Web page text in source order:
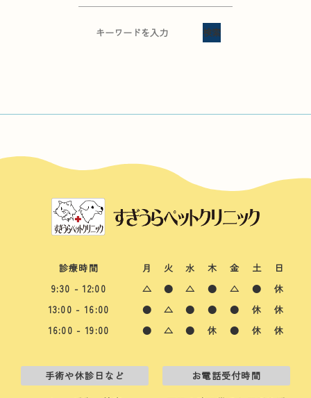
検索
診療時間 月 火 水 木 金 土
日
9:30 - 12:00
△ ● △ ● △ ●
休
13:00 - 16:00
● △ ● ● ● 休
休
16:00 - 19:00
● △ ● 休 ● 休 休
手術や休診日など
お電話受付時間